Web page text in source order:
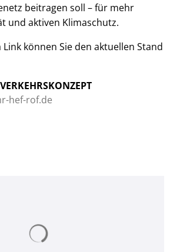
beitragen soll – für mehr
und aktiven Klimaschutz.
können Sie den aktuellen Stand
hef-rof.de